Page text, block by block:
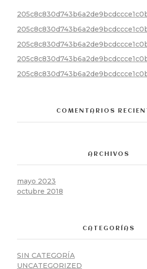
COMENTARIOS
ARCHIVOS
mayo 2023
octubre 2018
CATEGORÍAS
SIN CATEGORÍA
UNCATEGORIZED